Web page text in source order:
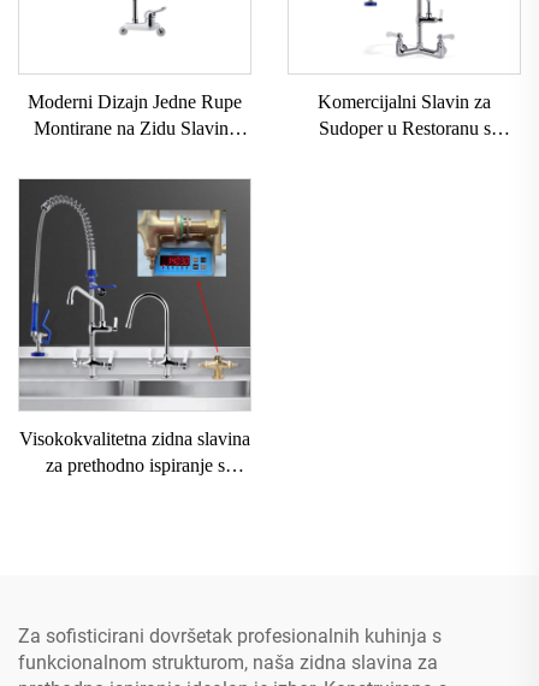
Moderni Dizajn Jedne Rupe
Montirane na Zidu Slavina
Kuhinji Hotela s Reguliranjem
Visine 2-Rupna Pre Rinse
Jedinica
Komercijalni Slavin za
Sudoper u Restoranu s
Visokokvalitetna zidna slavina
za prethodno ispiranje s
Za sofisticirani dovršetak profesionalnih kuhinja s
funkcionalnom strukturom, naša zidna slavina za